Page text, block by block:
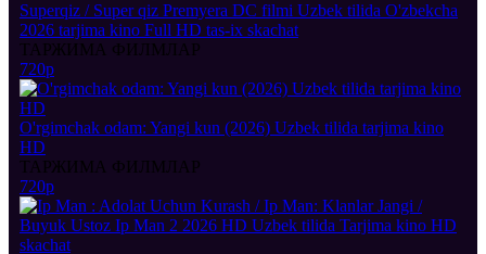
Superqiz / Super qiz Premyera DC filmi Uzbek tilida O'zbekcha
2026 tarjima kino Full HD tas-ix skachat
ТАРЖИМА ФИЛМЛАР
720p
O'rgimchak odam: Yangi kun (2026) Uzbek tilida tarjima kino
HD
ТАРЖИМА ФИЛМЛАР
720p